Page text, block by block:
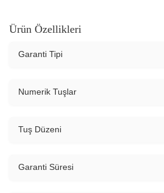
Ürün Özellikleri
Garanti Tipi
Numerik Tuşlar
Tuş Düzeni
Garanti Süresi